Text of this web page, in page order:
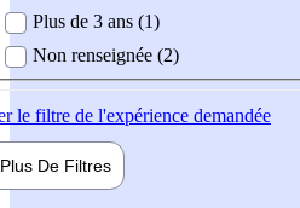
Plus de 3 ans (1)
Non renseignée (2)
le filtre de l'expérience demandée
Plus De Filtres